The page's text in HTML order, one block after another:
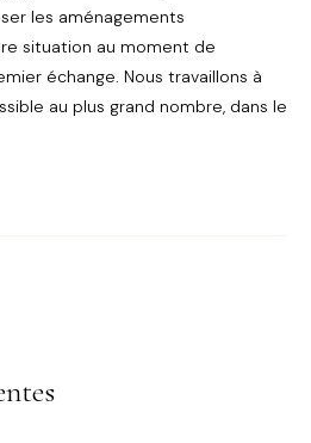
les aménagements
situation au moment de
échange. Nous travaillons à
au plus grand nombre, dans le